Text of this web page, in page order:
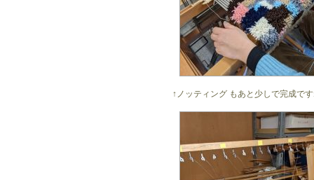
↑ノッティング もあと少しで完成で